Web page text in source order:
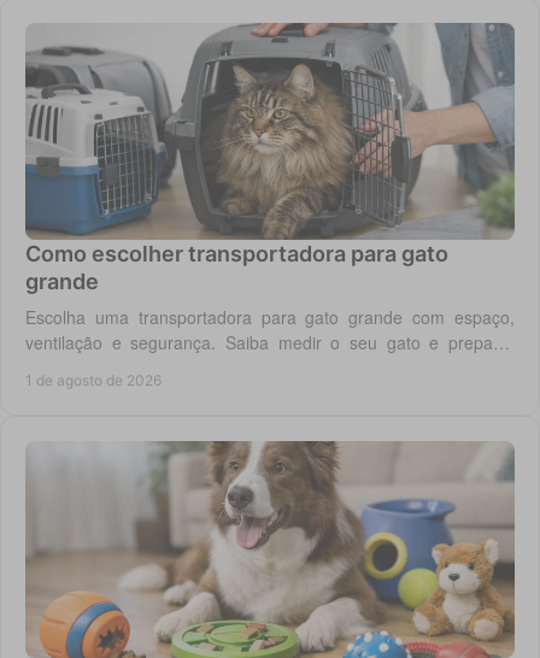
Como escolher transportadora para gato
grande
Escolha uma transportadora para gato grande com espaço,
ventilação e segurança. Saiba medir o seu gato e preparar
1 de agosto de 2026